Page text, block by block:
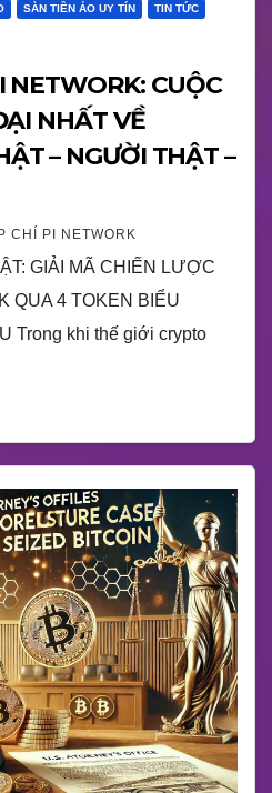
SÀN TIỀN ẢO UY TÍN TIN TỨC
NETWORK: CUỘC
NHẤT VỀ
– NGƯỜI THẬT –
CHÍ PI NETWORK
GIẢI MÃ CHIẾN LƯỢC
QUA 4 TOKEN BIỂU
Trong khi thế giới crypto